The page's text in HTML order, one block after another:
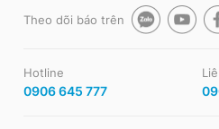
Theo dõi báo trên
Hotline
0906 645 777